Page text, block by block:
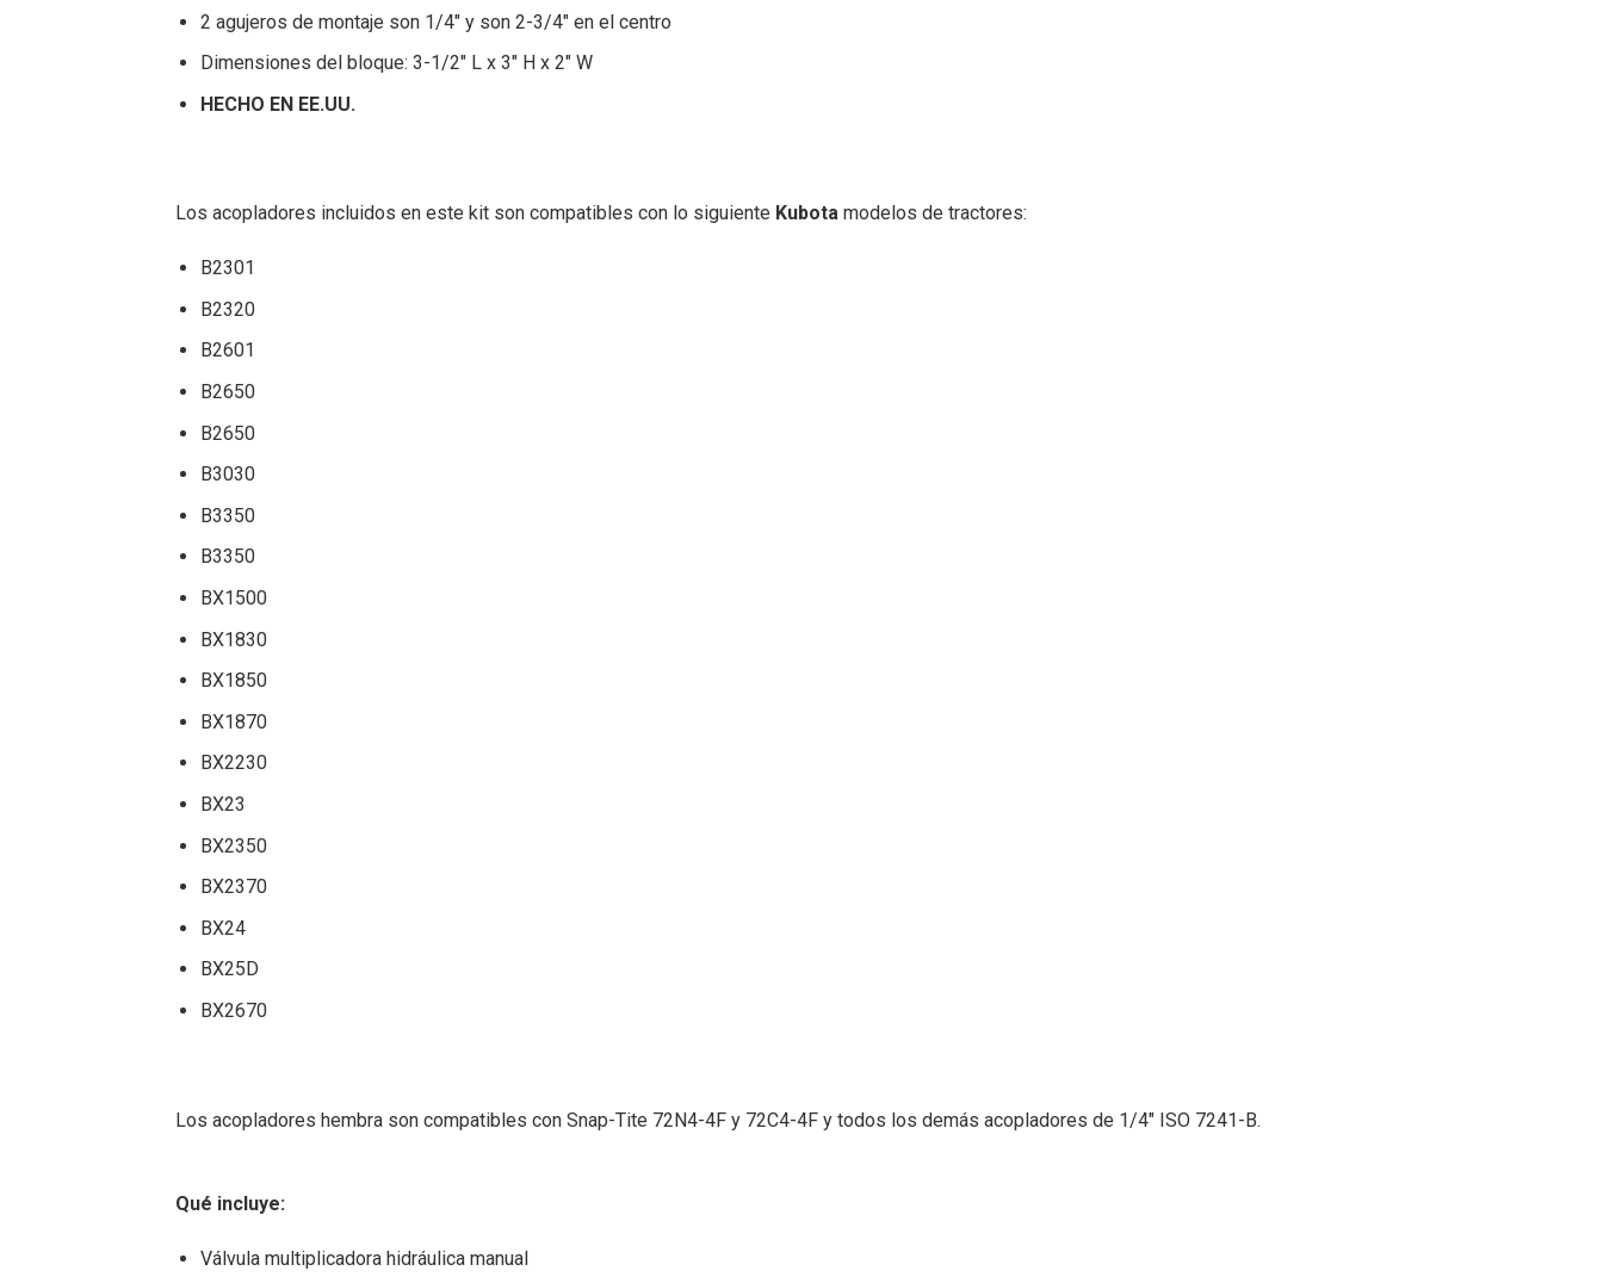
2 agujeros de montaje son 1/4″ y son 2-3/4″ en el centro
Dimensiones del bloque: 3-1/2″ L x 3″ H x 2″ W
HECHO EN EE.UU.
Los acopladores incluidos en este kit son compatibles con lo siguiente Kubota modelos de tractores:
B2301
B2320
B2601
B2650
B2650
B3030
B3350
B3350
BX1500
BX1830
BX1850
BX1870
BX2230
BX23
BX2350
BX2370
BX24
BX25D
BX2670
Los acopladores hembra son compatibles con Snap-Tite 72N4-4F y 72C4-4F y todos los demás acopladores de 1/4″ ISO 7241-B.
Qué incluye:
Válvula multiplicadora hidráulica manual